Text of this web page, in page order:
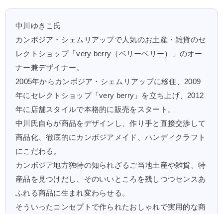
中川ゆきこ氏
カンボジア・シェムリアップで人気のお土産・雑貨のセ
レクトショップ「very berry（ベリーベリー）」のオー
ナー兼デザイナー。
2005年からカンボジア・シェムリアップに移住、2009
年にセレクトショップ「very berry」を立ち上げ、2012
年に店舗スタイルで本格的に販売をスタート。
中川氏自らが商品をデザインし、作り手と直接交渉して
商品化、徹底的にカンボジアメイド、ハンディクラフト
にこだわる。
カンボジア地方独特の知られざるご当地土産や雑貨、特
産品を見つけだし、そのいいところを残しつつセンスあ
ふれる商品に生まれ変わらせる。
そういったコンセプトで作られたおしゃれで実用的な商